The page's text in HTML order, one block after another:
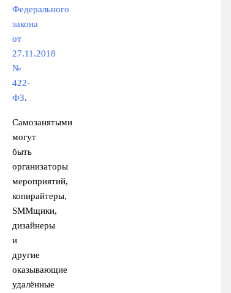
Федерального
закона
от
27.11.2018
№
422-
ФЗ.
Самозанятыми
могут
быть
организаторы
мероприятий,
копирайтеры,
SMMщики,
дизайнеры
и
другие
оказывающие
удалённые